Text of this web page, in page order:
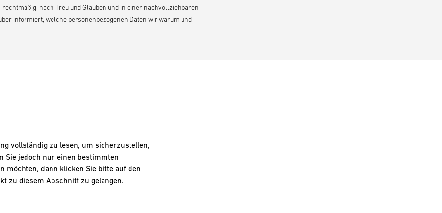
nach Treu und Glauben und in einer nachvollziehbaren
informiert, welche personenbezogenen Daten wir warum und
vollständig zu lesen, um sicherzustellen,
Sie jedoch nur einen bestimmten
möchten, dann klicken Sie bitte auf den
zu diesem Abschnitt zu gelangen.